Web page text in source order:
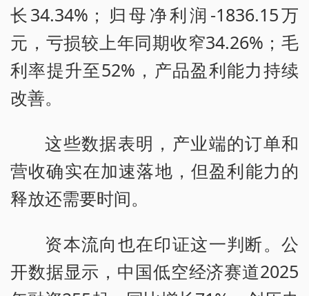
长34.34%；归母净利润-1836.15万
元，亏损较上年同期收窄34.26%；毛
利率提升至52%，产品盈利能力持续
改善。
这些数据表明，产业端的订单和
营收确实在加速落地，但盈利能力的
释放还需要时间。
资本流向也在印证这一判断。公
开数据显示，中国低空经济赛道2025